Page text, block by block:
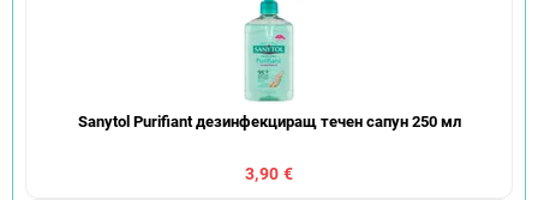
Sanytol Purifiant дезинфекциращ течен сапун 250 мл
3,90 €